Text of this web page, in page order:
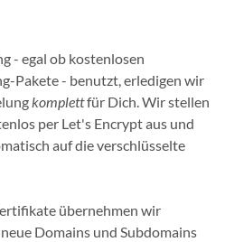
- egal ob kostenlosen
Pakete - benutzt, erledigen wir
komplettfür Dich. Wir stellen
per Let's Encrypt aus und
auf die verschlüsselte
übernehmen wir
Domains und Subdomains